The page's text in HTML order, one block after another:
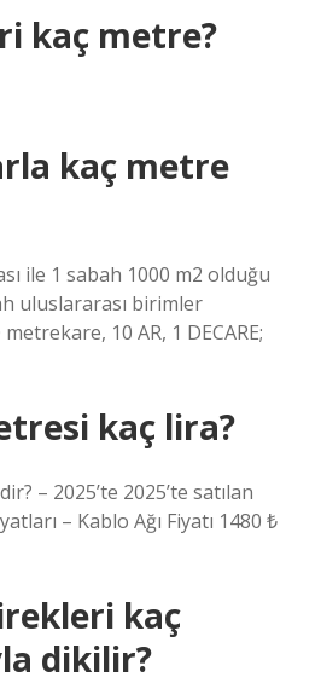
kaç metre?
kaç metre
ile 1 sabah 1000 m2 olduğu
uluslararası birimler
10 AR, 1 DECARE;
kaç lira?
– 2025’te 2025’te satılan
– Kablo Ağı Fiyatı 1480 ₺
kaç
dikilir?